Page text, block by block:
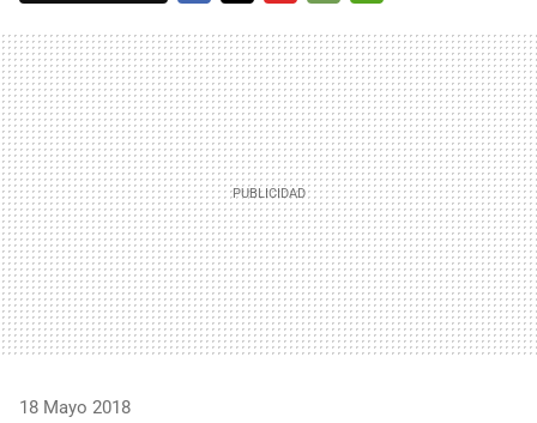
MAIL
18 Mayo 2018